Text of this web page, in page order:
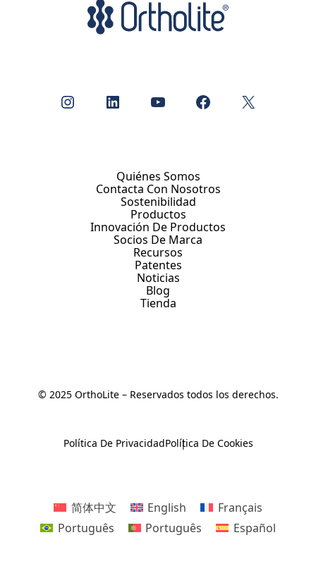
Instagram LinkedIn YouTube Facebook X
Quiénes Somos
Contacta Con Nosotros
Sostenibilidad
Productos
Innovación De Productos
Socios De Marca
Recursos
Patentes
Noticias
Blog
Tienda
© 2025 OrthoLite – Reservados todos los derechos.
Política De PrivacidadPolítica De Cookies
简体中文 English
Français
Português
Português Español